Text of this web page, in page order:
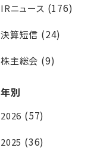
IRニュース (176)
決算短信 (24)
株主総会 (9)
年別
2026 (57)
2025 (36)